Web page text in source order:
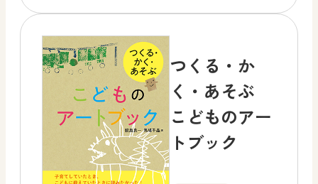
つくる・か
く・あそぶ
こどものアー
トブック